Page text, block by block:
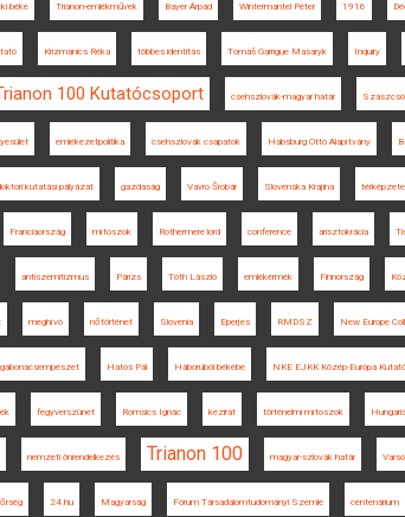
béke Trianon-emlékművek Bayer Árpád Wintermantel Péter 1916
Krizmanics Réka többes identitás Tomáš Garrigue Masaryk Inquiry
100 Kutatócsoport csehszlovák-magyar határ
emlékezetpolitika csehszlovák csapatok Habsburg Ottó Alapítvány
kutatási pályázat gazdaság Vavro Šrobár Slovenska Krajina
Franciaország mítoszok Rothermere lord conference arisztokrácia
antiszemitizmus Párizs Tóth László emlékérmék Finnország
meghívó nőtörténet Slovenia Eperjes RMDSZ New Europe
gabonacsempészet Hatos Pál Háborúból békébe NKE EJKK Közép-Európa
fegyverszünet Romsics Ignác kézirat történelmi mítoszok
nemzeti önrendelkezés Trianon 100 magyar-szlovák határ Varsó
24.hu Magyarság Fórum Társadalomtudományi Szemle centenárium